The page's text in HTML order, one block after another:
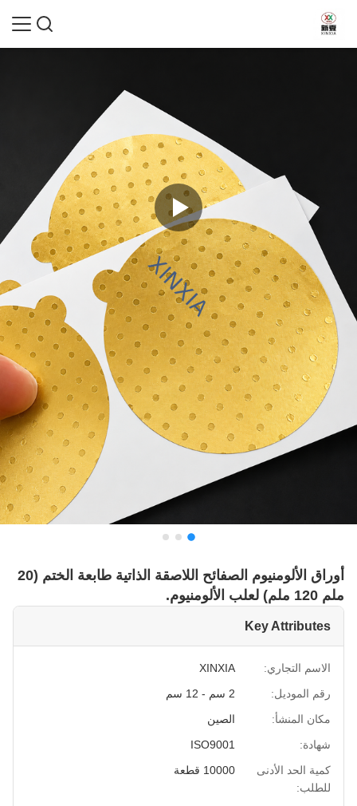
أوراق الألومنيوم الصفائح اللاصقة الذاتية طابعة الختم (20
ملم 120 ملم) لعلب الألومنيوم.
Key Attributes
الاسم التجاري:
XINXIA
رقم الموديل:
2 سم - 12 سم
مكان المنشأ:
الصين
شهادة:
ISO9001
كمية الحد الأدنى
للطلب:
10000 قطعة